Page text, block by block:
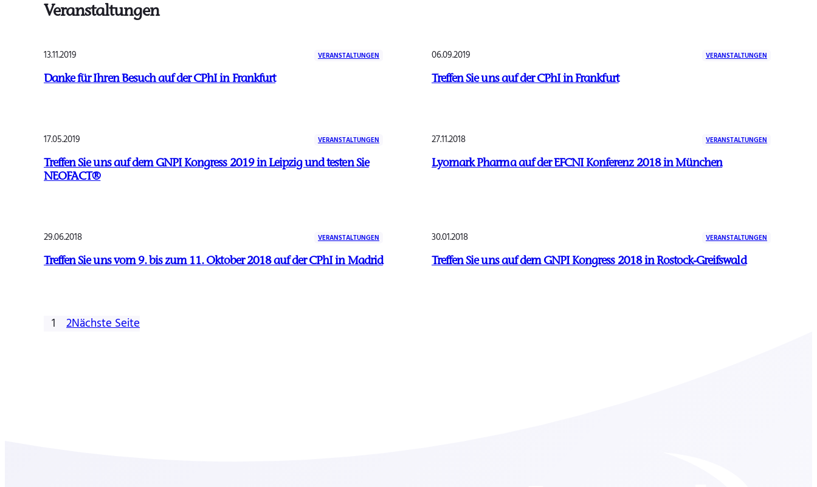
Veranstaltungen
13.11.2019 VERANSTALTUNGEN
Danke für Ihren Besuch auf der CPhI in Frankfurt
06.09.2019 VERANSTALTUNGEN
Treffen Sie uns auf der CPhI in Frankfurt
17.05.2019 VERANSTALTUNGEN
Treffen Sie uns auf dem GNPI Kongress 2019 in Leipzig und testen Sie
NEOFACT®
27.11.2018 VERANSTALTUNGEN
Lyomark Pharma auf der EFCNI Konferenz 2018 in München
29.06.2018 VERANSTALTUNGEN
Treffen Sie uns vom 9. bis zum 11. Oktober 2018 auf der CPhI in Madrid
30.01.2018 VERANSTALTUNGEN
Treffen Sie uns auf dem GNPI Kongress 2018 in Rostock-Greifswald
1 2Nächste Seite